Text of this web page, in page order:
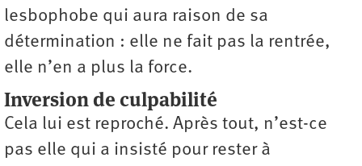
lesbophobe qui aura raison de sa
détermination : elle ne fait pas la rentrée,
elle n’en a plus la force.
Inversion de culpabilité
Cela lui est reproché. Après tout, n’est-ce
pas elle qui a insisté pour rester à